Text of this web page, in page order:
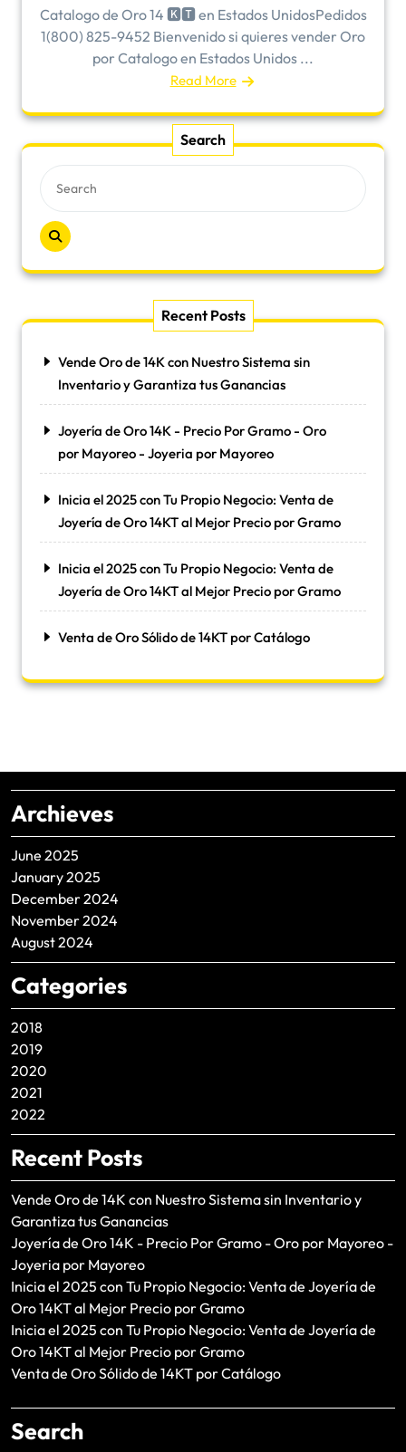
Catalogo de Oro 14 🅺🆃 en Estados UnidosPedidos
1(800) 825-9452 Bienvenido si quieres vender Oro
por Catalogo en Estados Unidos ...
Read More
Search
Recent Posts
Vende Oro de 14K con Nuestro Sistema sin
Inventario y Garantiza tus Ganancias
Joyería de Oro 14K - Precio Por Gramo - Oro
por Mayoreo - Joyeria por Mayoreo
Inicia el 2025 con Tu Propio Negocio: Venta de
Joyería de Oro 14KT al Mejor Precio por Gramo
Inicia el 2025 con Tu Propio Negocio: Venta de
Joyería de Oro 14KT al Mejor Precio por Gramo
Venta de Oro Sólido de 14KT por Catálogo
Archieves
June 2025
January 2025
December 2024
November 2024
August 2024
Categories
2018
2019
2020
2021
2022
Recent Posts
Vende Oro de 14K con Nuestro Sistema sin Inventario y
Garantiza tus Ganancias
Joyería de Oro 14K - Precio Por Gramo - Oro por Mayoreo -
Joyeria por Mayoreo
Inicia el 2025 con Tu Propio Negocio: Venta de Joyería de
Oro 14KT al Mejor Precio por Gramo
Inicia el 2025 con Tu Propio Negocio: Venta de Joyería de
Oro 14KT al Mejor Precio por Gramo
Venta de Oro Sólido de 14KT por Catálogo
Search